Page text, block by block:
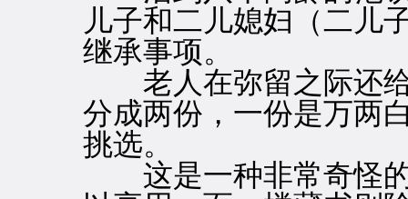
儿子和二儿媳妇（二儿
继承事项。
老人在弥留之际还给
分成两份，一份是万两
挑选。
这是一种非常奇怪的